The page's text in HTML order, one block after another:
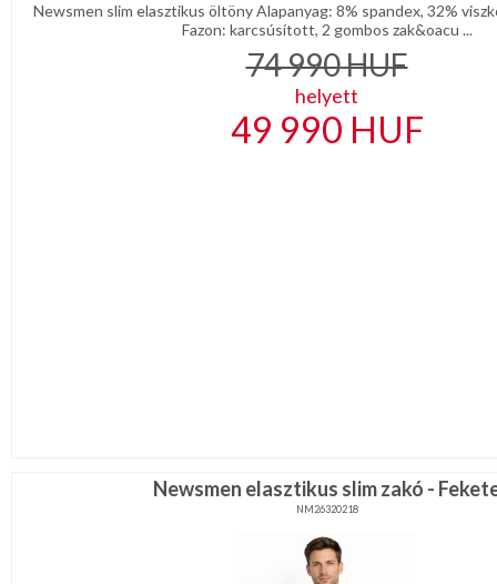
Newsmen slim elasztikus öltöny Alapanyag: 8% spandex, 32%
Fazon: karcsúsított, 2 gombos zak&oacu ...
74 990HUF
helyett
49 990 HUF
Newsmen elasztikus slim zakó -
NM26320218